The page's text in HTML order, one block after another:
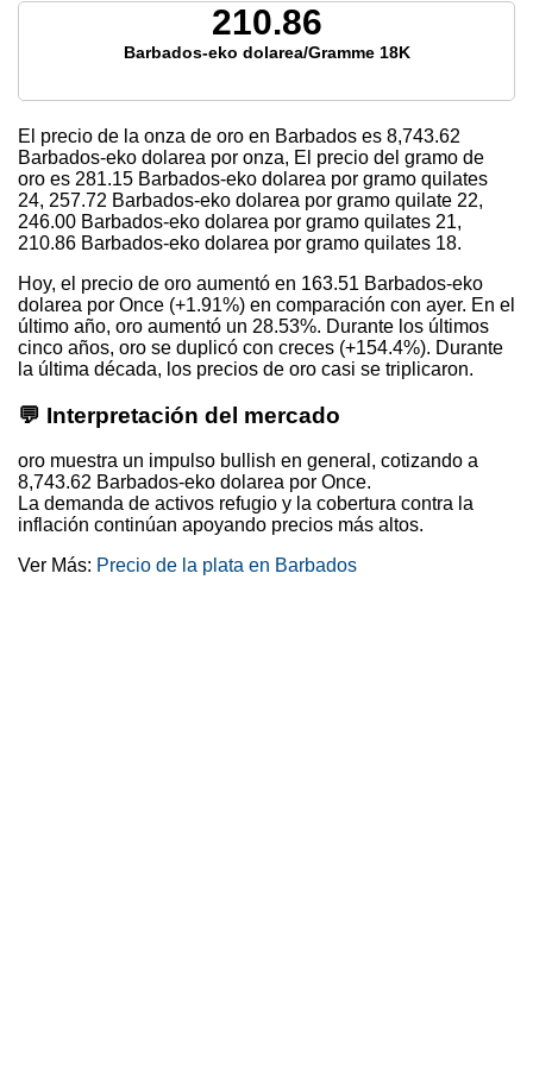
210.86
Barbados-eko dolarea/Gramme 18K
El precio de la onza de oro en Barbados es 8,743.62
Barbados-eko dolarea por onza, El precio del gramo de
oro es 281.15 Barbados-eko dolarea por gramo quilates
24, 257.72 Barbados-eko dolarea por gramo quilate 22,
246.00 Barbados-eko dolarea por gramo quilates 21,
210.86 Barbados-eko dolarea por gramo quilates 18.
Hoy, el precio de oro aumentó en 163.51 Barbados-eko
dolarea por Once (+1.91%) en comparación con ayer. En el
último año, oro aumentó un 28.53%. Durante los últimos
cinco años, oro se duplicó con creces (+154.4%). Durante
la última década, los precios de oro casi se triplicaron.
💬 Interpretación del mercado
oro muestra un impulso bullish en general, cotizando a
8,743.62 Barbados-eko dolarea por Once.
La demanda de activos refugio y la cobertura contra la
inflación continúan apoyando precios más altos.
Ver Más: Precio de la plata en Barbados